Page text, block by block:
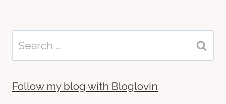
Search
for:
Follow my blog with Bloglovin